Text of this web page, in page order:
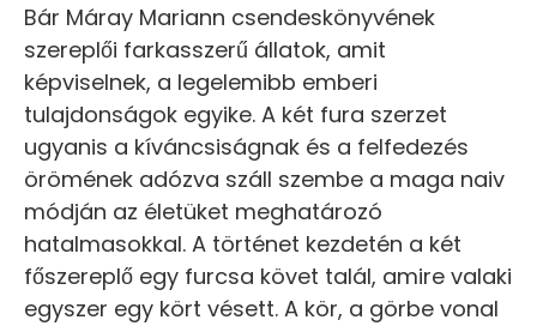
Bár Máray Mariann csendeskönyvének
szereplői farkasszerű állatok, amit
képviselnek, a legelemibb emberi
tulajdonságok egyike. A két fura szerzet
ugyanis a kíváncsiságnak és a felfedezés
örömének adózva száll szembe a maga naiv
módján az életüket meghatározó
hatalmasokkal. A történet kezdetén a két
főszereplő egy furcsa követ talál, amire valaki
egyszer egy kört vésett. A kör, a görbe vonal